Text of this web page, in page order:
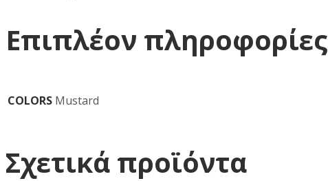
Επιπλέον πληροφορίες
COLORS Mustard
Σχετικά προϊόντα